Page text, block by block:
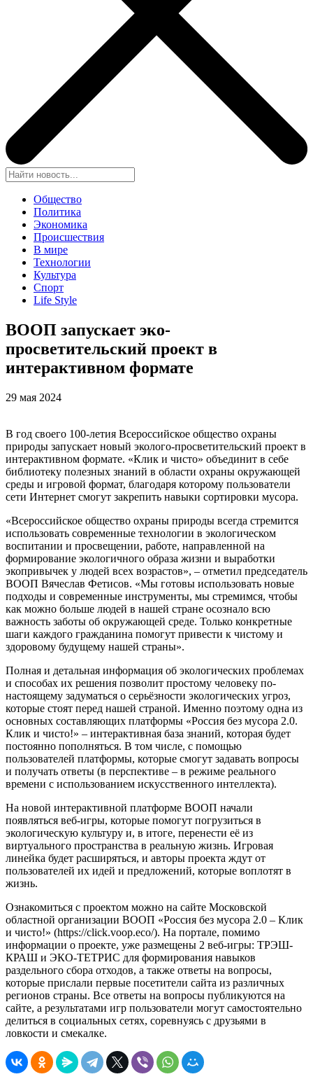
Общество
Политика
Экономика
Происшествия
В мире
Технологии
Культура
Спорт
Life Style
ВООП запускает эко-
просветительский проект в
интерактивном формате
29 мая 2024
В год своего 100-летия Всероссийское общество охраны
природы запускает новый эколого-просветительский проект в
интерактивном формате. «Клик и чисто» объединит в себе
библиотеку полезных знаний в области охраны окружающей
среды и игровой формат, благодаря которому пользователи
сети Интернет смогут закрепить навыки сортировки мусора.
«Всероссийское общество охраны природы всегда стремится
использовать современные технологии в экологическом
воспитании и просвещении, работе, направленной на
формирование экологичного образа жизни и выработки
экопривычек у людей всех возрастов», – отметил председатель
ВООП Вячеслав Фетисов. «Мы готовы использовать новые
подходы и современные инструменты, мы стремимся, чтобы
как можно больше людей в нашей стране осознало всю
важность заботы об окружающей среде. Только конкретные
шаги каждого гражданина помогут привести к чистому и
здоровому будущему нашей страны».
Полная и детальная информация об экологических проблемах
и способах их решения позволит простому человеку по-
настоящему задуматься о серьёзности экологических угроз,
которые стоят перед нашей страной. Именно поэтому одна из
основных составляющих платформы «Россия без мусора 2.0.
Клик и чисто!» – интерактивная база знаний, которая будет
постоянно пополняться. В том числе, с помощью
пользователей платформы, которые смогут задавать вопросы
и получать ответы (в перспективе – в режиме реального
времени с использованием искусственного интеллекта).
На новой интерактивной платформе ВООП начали
появляться веб-игры, которые помогут погрузиться в
экологическую культуру и, в итоге, перенести её из
виртуального пространства в реальную жизнь. Игровая
линейка будет расширяться, и авторы проекта ждут от
пользователей их идей и предложений, которые воплотят в
жизнь.
Ознакомиться с проектом можно на сайте Московской
областной организации ВООП «Россия без мусора 2.0 – Клик
и чисто!» (https://click.voop.eco/). На портале, помимо
информации о проекте, уже размещены 2 веб-игры: ТРЭШ-
КРАШ и ЭКО-ТЕТРИС для формирования навыков
раздельного сбора отходов, а также ответы на вопросы,
которые прислали первые посетители сайта из различных
регионов страны. Все ответы на вопросы публикуются на
сайте, а результатами игр пользователи могут самостоятельно
делиться в социальных сетях, соревнуясь с друзьями в
ловкости и смекалке.